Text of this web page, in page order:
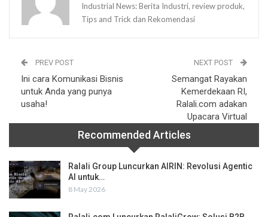
Industrial News: Berita Industri, review produk,
Tips and Trick dan Rekomendasi
PREV POST
Ini cara Komunikasi Bisnis
untuk Anda yang punya
usaha!
NEXT POST
Semangat Rayakan
Kemerdekaan RI,
Ralali.com adakan
Upacara Virtual
Recommended Articles
Ralali Group Luncurkan AIRIN: Revolusi Agentic
AI untuk…
8 May 2026